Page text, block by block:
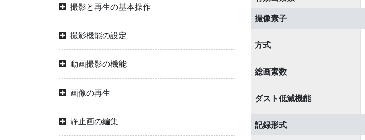
撮影と再生の基本操作
撮影機能の設定
動画撮影の機能
画像の再生
静止画の編集
撮像素子
方式
総画素数
ダスト低減機能
記録形式